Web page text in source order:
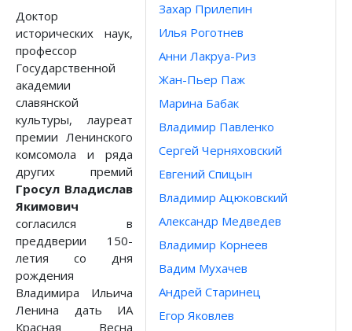
Захар Прилепин
Илья Роготнев
Анни Лакруа-Риз
Жан-Пьер Паж
Марина Бабак
Владимир Павленко
Сергей Черняховский
Евгений Спицын
Владимир Ацюковский
Александр Медведев
Владимир Корнеев
Вадим Мухачев
Андрей Старинец
Егор Яковлев
Доктор
исторических наук,
профессор
Государственной
академии
славянской
культуры, лауреат
премии Ленинского
комсомола и ряда
других премий
Гросул Владислав
Якимович
согласился в
преддверии 150-
летия со дня
рождения
Владимира Ильича
Ленина дать ИА
Красная Весна